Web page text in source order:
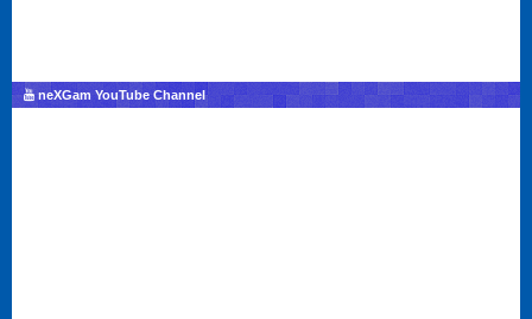
neXGam YouTube Channel